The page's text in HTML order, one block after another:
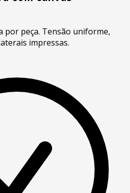
por peça. Tensão uniforme,
impressas.